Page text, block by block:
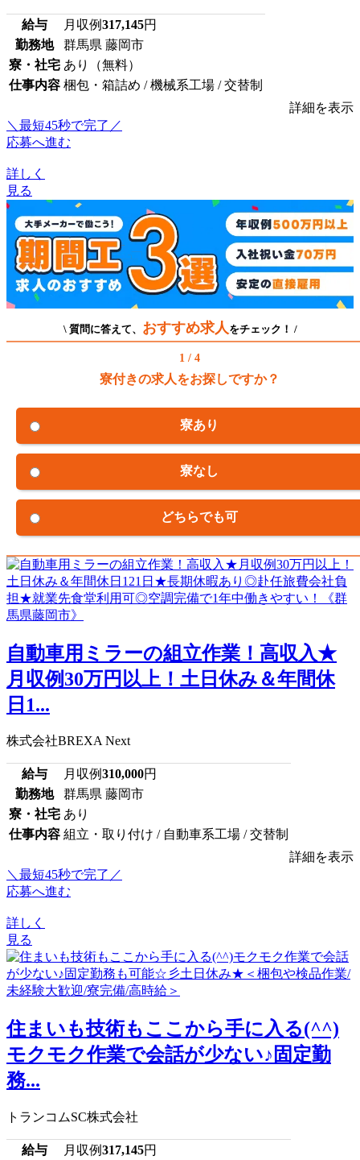
給与 月収例317,145円
勤務地
群馬県 藤岡市
寮・社宅 あり（無料）
仕事内容 梱包・箱詰め / 機械系工場 / 交替制
詳細を表示
＼最短45秒で完了／
応募へ進む
詳しく
見る
\ 質問に答えて、 おすすめ求人 をチェック！ /
1 / 4
寮付きの求人をお探しですか？
寮あり
寮なし
どちらでも可
自動車用ミラーの組立作業！高収入★
月収例30万円以上！土日休み＆年間休
日1...
株式会社BREXA Next
給与 月収例310,000円
勤務地
群馬県 藤岡市
寮・社宅 あり
仕事内容 組立・取り付け / 自動車系工場 / 交替制
詳細を表示
＼最短45秒で完了／
応募へ進む
詳しく
見る
住まいも技術もここから手に入る(^^)
モクモク作業で会話が少ない♪固定勤
務...
トランコムSC株式会社
給与 月収例317,145円